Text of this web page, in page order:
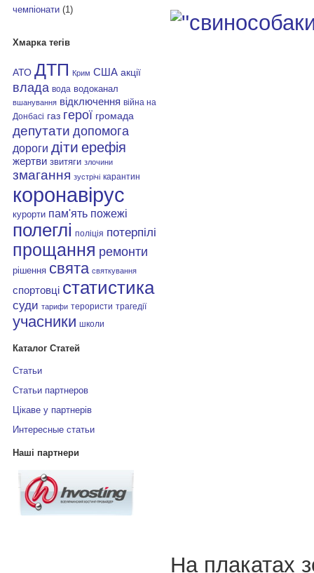
чемпіонати(1)
Хмарка тегів
АТО ДТП Крим США акції
влада вода водоканал
вшанування відключення війна на
Донбасі газ герої громада
депутати допомога
дороги діти ерефія
жертви звитяги злочини
змагання зустрічі карантин
коронавірус
курорти пам'ять пожежі
полеглі поліція потерпілі
прощання ремонти
рішення свята святкування
спортовці статистика
суди тарифи терористи трагедії
учасники школи
Каталог Статей
Статьи
Статьи партнеров
Цікаве у партнерів
Интересные статьи
Наші партнери
На плакатах